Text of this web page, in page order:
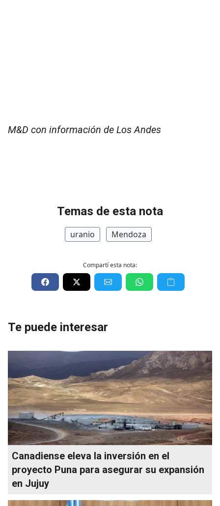
M&D con información de Los Andes
Temas de esta nota
uranio Mendoza
Compartí esta nota:
Te puede interesar
Canadiense eleva la inversión en el
proyecto Puna para asegurar su expansión
en Jujuy